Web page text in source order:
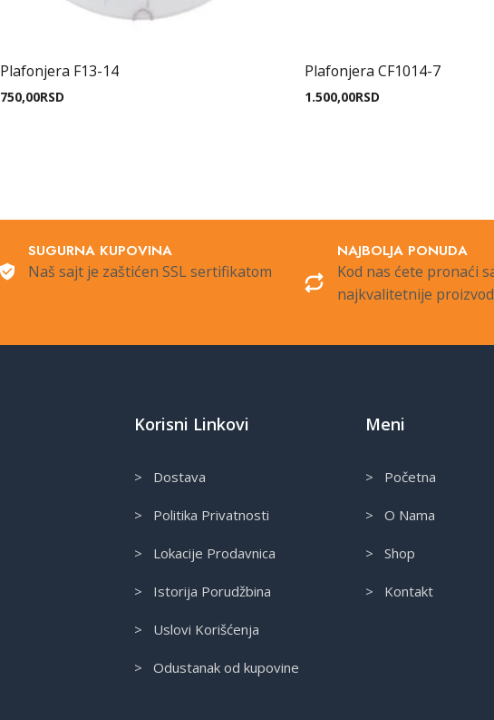
Plafonjera F13-14
750,00RSD
Plafonjera CF1014-7
1.500,00RSD
SUGURNA KUPOVINA
Naš sajt je zaštićen SSL sertifikatom
NAJBOLJA PONUDA
Kod nas ćete pronaći
najkvalitetnije
Korisni Linkovi
> Dostava
> Politika Privatnosti
> Lokacije Prodavnica
> Istorija Porudžbina
> Uslovi Korišćenja
> Odustanak od kupovine
Meni
> Početna
> O Nama
> Shop
> Kontakt